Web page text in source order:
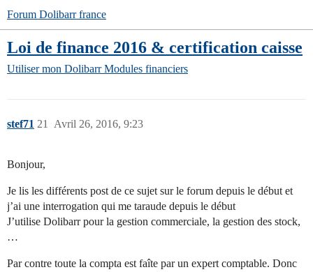
Forum Dolibarr france
Loi de finance 2016 & certification caisse
Utiliser mon Dolibarr Modules financiers
stef71 Avril 26, 2016, 9:23
21
Bonjour,
Je lis les différents post de ce sujet sur le forum depuis le début et
j’ai une interrogation qui me taraude depuis le début
J’utilise Dolibarr pour la gestion commerciale, la gestion des stock,
…
Par contre toute la compta est faîte par un expert comptable. Donc